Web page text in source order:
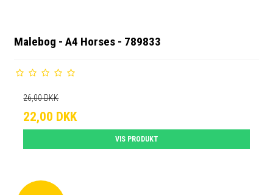
Malebog - A4 Horses - 789833
26,00 DKK
22,00 DKK
VIS PRODUKT